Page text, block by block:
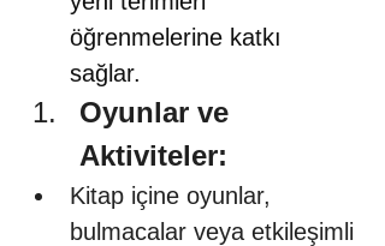
öğrenmelerine katkı
sağlar.
Oyunlar ve
Aktiviteler:
Kitap içine oyunlar,
bulmacalar veya etkileşimli